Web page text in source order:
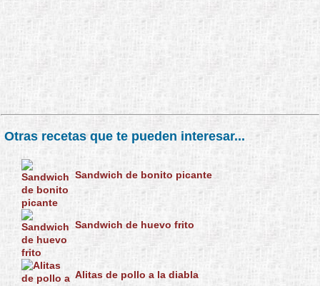
Otras recetas que te pueden interesar...
Sandwich de bonito picante
Sandwich de huevo frito
Alitas de pollo a la diabla